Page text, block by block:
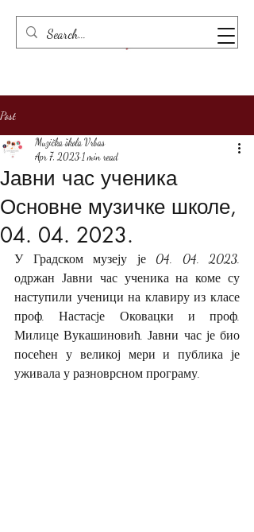
Post
Јавни час ученика
Основне музичке школе,
04. 04. 2023.
Muzička škola Vrbas
Apr 7, 2023 1 min read
У Градском музеју је 04. 04. 2023.
одржан Јавни час ученика на коме су
наступили ученици на клавиру из класе
проф. Настасје Оковацки и проф.
Милице Вукашиновић. Јавни час је био
посећен у великој мери и публика је
уживала у разноврсном програму.